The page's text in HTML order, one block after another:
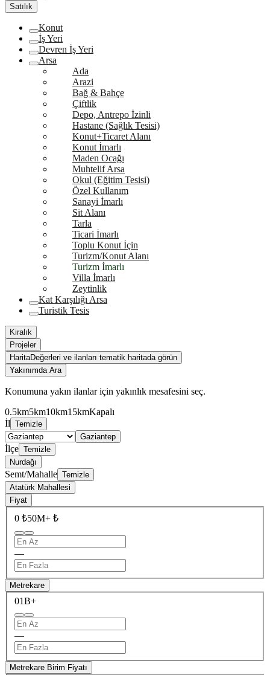
Satılık
Konut
İş Yeri
Devren İş Yeri
Arsa
Ada
Arazi
Bağ & Bahçe
Çiftlik
Depo, Antrepo İzinli
Hastane (Sağlık Tesisi)
Konut+Ticaret Alanı
Konut İmarlı
Maden Ocağı
Muhtelif Arsa
Okul (Eğitim Tesisi)
Özel Kullanım
Sanayi İmarlı
Sit Alanı
Tarla
Ticari İmarlı
Toplu Konut İçin
Turizm/Konut Alanı
Turizm İmarlı
Villa İmarlı
Zeytinlik
Kat Karşılığı Arsa
Turistik Tesis
Kiralık
Projeler
HaritaDeğerleri ve ilanları tematik haritada görün
Yakınımda Ara
Konumuna yakın ilanlar için yakınlık mesafesini seç.
0.5km5km10km15kmKapalı
İl Temizle
Gaziantep
İlçe Temizle
Nurdağı
Semt/Mahalle Temizle
Atatürk Mahallesi
Fiyat
0 ₺50M+ ₺
—
Metrekare
01B+
—
Metrekare Birim Fiyatı